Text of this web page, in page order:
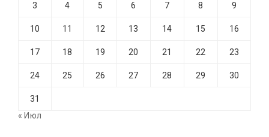
3 4 5 6 7 8 9
10 11 12 13 14 15 16
17 18 19 20 21 22 23
24 25 26 27 28 29 30
31
« Июл